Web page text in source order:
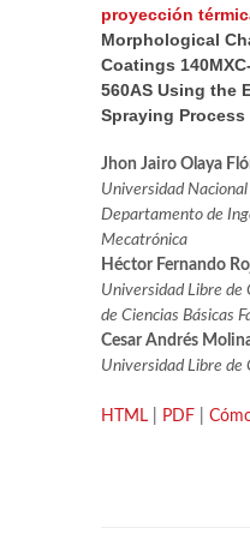
proyección
Morphological
Coatings
560AS Using the
Spraying Process
Jhon Jairo Olaya
Universidad Nacional
Departamento de
Mecatrónica
Héctor Fernando
Universidad Libre de
de Ciencias Básicas
Cesar Andrés
Universidad Libre de
HTML PDF